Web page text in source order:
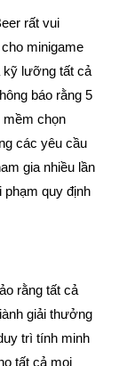
rất vui
minigame
kỹ lưỡng tất cả
báo rằng 5
chọn
các yêu cầu
gia nhiều lần
phạm quy định
rằng tất cả
giải thưởng
trì tính minh
tất cả mọi